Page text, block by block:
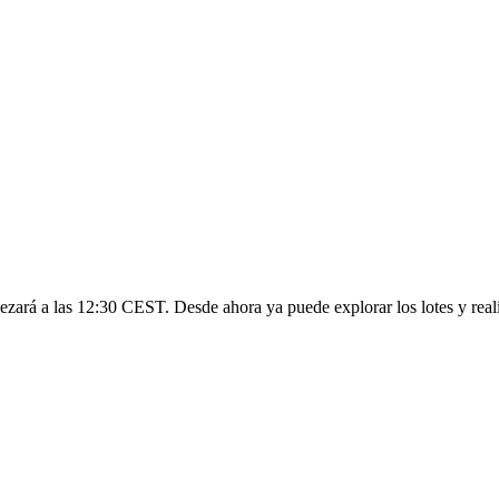
a las 12:30 CEST. Desde ahora ya puede explorar los lotes y